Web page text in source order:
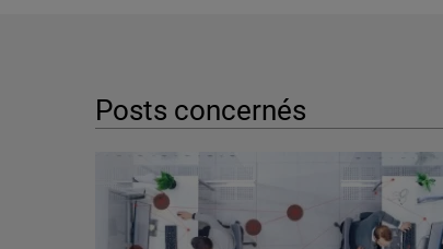
Posts concernés